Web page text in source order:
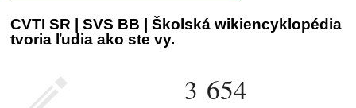
CVTI SR | SVS BB | Školská wikiencyklopédia
tvoria ľudia ako ste vy.
3 654